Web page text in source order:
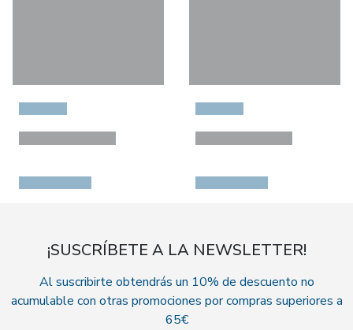
¡SUSCRÍBETE A LA NEWSLETTER!
Al suscribirte obtendrás un 10% de descuento no
acumulable con otras promociones por compras superiores a
65€